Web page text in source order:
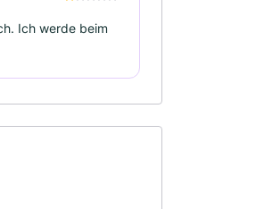
Ich werde beim